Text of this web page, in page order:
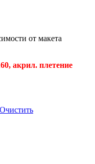
от макета
акрил. плетение
Очистить